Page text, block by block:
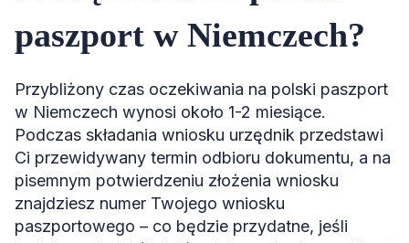
paszport w Niemczech?
Przybliżony czas oczekiwania na polski paszport
w Niemczech wynosi około 1-2 miesiące.
Podczas składania wniosku urzędnik przedstawi
Ci przewidywany termin odbioru dokumentu, a na
pisemnym potwierdzeniu złożenia wniosku
znajdziesz numer Twojego wniosku
paszportowego – co będzie przydatne, jeśli